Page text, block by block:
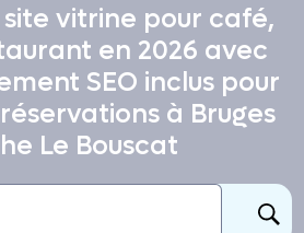
vitrine pour café,
en 2026 avec
SEO inclus pour
à Bruges
Le Bouscat